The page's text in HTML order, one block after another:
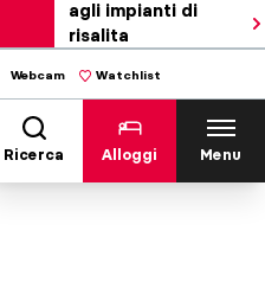
agli impianti di
risalita
Webcam Watchlist
Ricerca Alloggi Menu